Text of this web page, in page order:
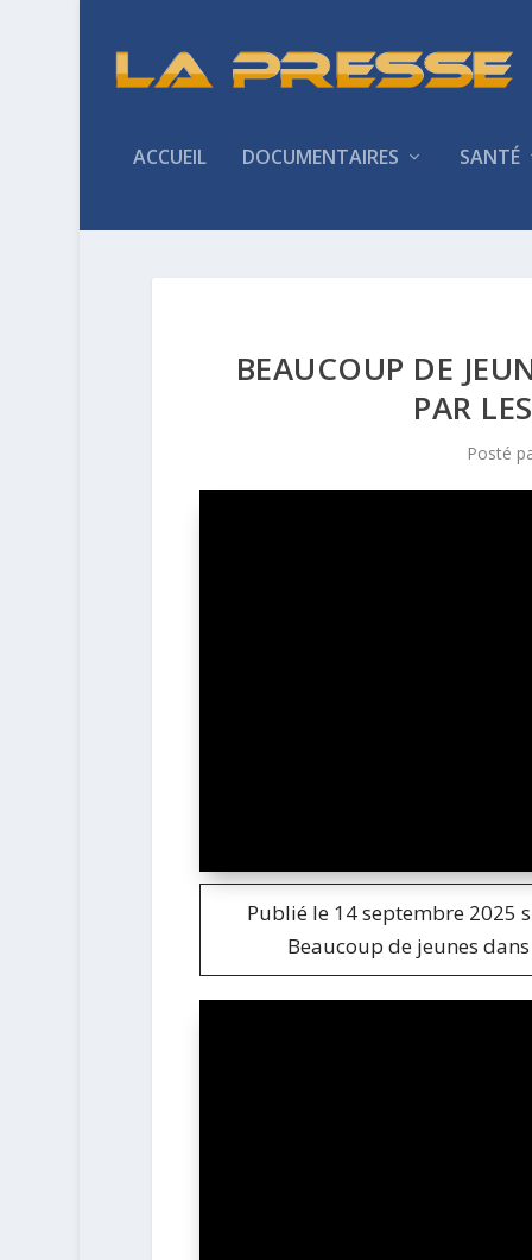
ACCUEIL DOCUMENTAIRES SANTÉ
BEAUCOUP DE
PAR
Posté
Publié le 14 septembre 2025
Beaucoup de jeunes